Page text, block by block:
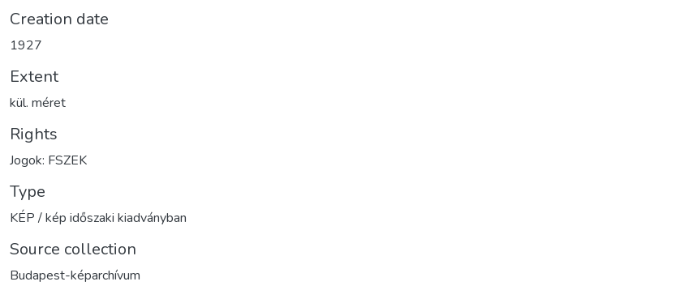
Creation date
1927
Extent
kül. méret
Rights
Jogok: FSZEK
Type
KÉP / kép időszaki kiadványban
Source collection
Budapest-képarchívum